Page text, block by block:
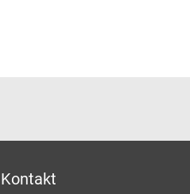
Kontakt